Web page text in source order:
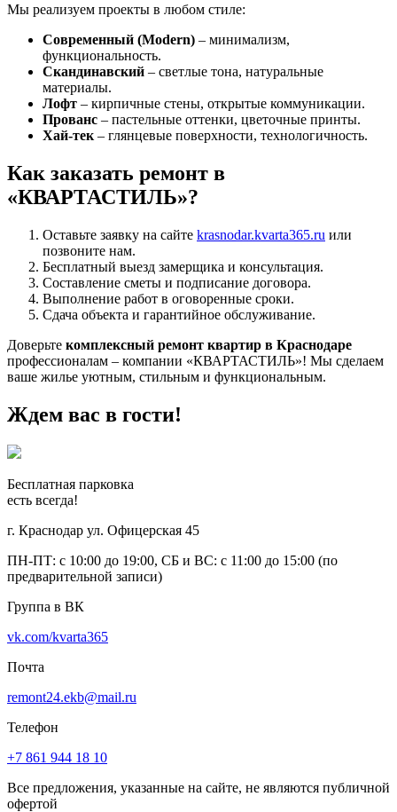
Мы реализуем проекты в любом стиле:
Современный (Modern) – минимализм,
функциональность.
Скандинавский – светлые тона, натуральные
материалы.
Лофт – кирпичные стены, открытые коммуникации.
Прованс – пастельные оттенки, цветочные принты.
Хай-тек – глянцевые поверхности, технологичность.
Как заказать ремонт в
«КВАРТАСТИЛЬ»?
Оставьте заявку на сайте krasnodar.kvarta365.ru или
позвоните нам.
Бесплатный выезд замерщика и консультация.
Составление сметы и подписание договора.
Выполнение работ в оговоренные сроки.
Сдача объекта и гарантийное обслуживание.
Доверьте комплексный ремонт квартир в Краснодаре
профессионалам – компании «КВАРТАСТИЛЬ»! Мы сделаем
ваше жилье уютным, стильным и функциональным.
Ждем вас в гости!
Бесплатная парковка
есть всегда!
г. Краснодар ул. Офицерская 45
ПН-ПТ: с 10:00 до 19:00, СБ и ВС: с 11:00 до 15:00 (по
предварительной записи)
Группа в ВК
vk.com/kvarta365
Почта
remont24.ekb@mail.ru
Телефон
+7 861 944 18 10
Все предложения, указанные на сайте, не являются публичной
офертой